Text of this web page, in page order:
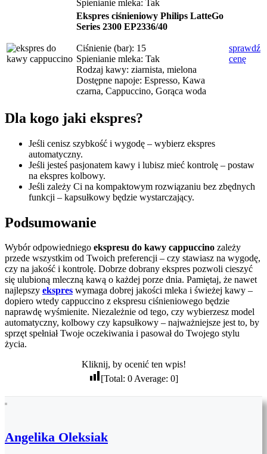
Spienianie mleka: Tak
Ekspres ciśnieniowy Philips LatteGo
Series 2300 EP2336/40
Ciśnienie (bar): 15
Spienianie mleka: Tak
Rodzaj kawy: ziarnista, mielona
Dostępne napoje: Espresso, Kawa
czarna, Cappuccino, Gorąca woda
sprawdź
cenę
Dla kogo jaki ekspres?
Jeśli cenisz szybkość i wygodę – wybierz ekspres
automatyczny.
Jeśli jesteś pasjonatem kawy i lubisz mieć kontrolę – postaw
na ekspres kolbowy.
Jeśli zależy Ci na kompaktowym rozwiązaniu bez zbędnych
funkcji – kapsułkowy będzie wystarczający.
Podsumowanie
Wybór odpowiedniego ekspresu do kawy cappuccino zależy
przede wszystkim od Twoich preferencji – czy stawiasz na wygodę,
czy na jakość i kontrolę. Dobrze dobrany ekspres pozwoli cieszyć
się ulubioną mleczną kawą o każdej porze dnia. Pamiętaj, że nawet
najlepszy ekspres wymaga dobrej jakości mleka i świeżej kawy –
dopiero wtedy cappuccino z ekspresu ciśnieniowego będzie
naprawdę wyśmienite. Niezależnie od tego, czy wybierzesz model
automatyczny, kolbowy czy kapsułkowy – najważniejsze jest to, by
sprzęt spełniał Twoje oczekiwania i pasował do Twojego stylu
życia.
Kliknij, by ocenić ten wpis!
[Total: 0Average: 0]
Angelika Oleksiak